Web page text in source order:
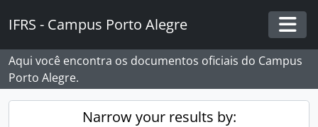
IFRS - Campus Porto Alegre
Aqui você encontra os documentos oficiais do Campus
Porto Alegre.
Narrow your results by: